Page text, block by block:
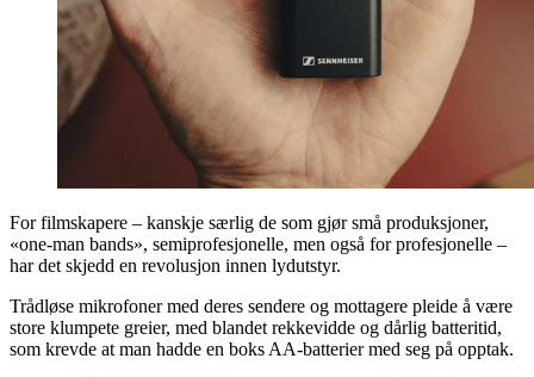
For filmskapere – kanskje særlig de som gjør små produksjoner,
«one-man bands», semiprofesjonelle, men også for profesjonelle –
har det skjedd en revolusjon innen lydutstyr.
Trådløse mikrofoner med deres sendere og mottagere pleide å være
store klumpete greier, med blandet rekkevidde og dårlig batteritid,
som krevde at man hadde en boks AA-batterier med seg på opptak.